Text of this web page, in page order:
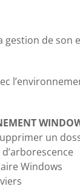
gestion de
un
Windows